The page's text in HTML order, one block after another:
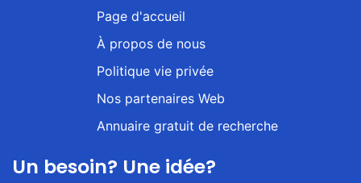
Page d'accueil
À propos de nous
Politique vie privée
Nos partenaires Web
Annuaire gratuit de recherche
Un besoin? Une idée?